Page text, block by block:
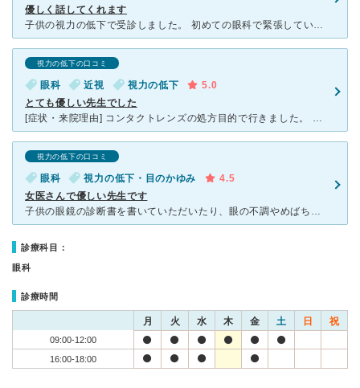
優しく話してくれます
子供の視力の低下で受診しました。 初めての眼科で緊張していましたが、みなさん優しく接して下さるので 笑顔で検査も受けていました。 先生は女医さんで、優しく、ゆっくり説明して下さるので、聞きやすく
視力の低下の口コミ
眼科 近視 視力の低下
5.0
とても優しい先生でした
[症状・来院理由] コンタクトレンズの処方目的で行きました。 初めていきましたがきちんと調べてくれている感じでした。 [医師の診断・治療法] 視力の確認と目の状態をみてくれました。 少し乾燥
視力の低下の口コミ
眼科 視力の低下・目のかゆみ
4.5
女医さんで優しい先生です
子供の眼鏡の診断書を書いていただいたり、眼の不調やめばちこ等ずっとこちらでお世話になっています。 駅から遠めなので車で来られる方が多いと思うのですが、駐車場の数は多くないものの１台１台の駐車スペース
診療科目：
眼科
診療時間
月 火 水 木 金 土 日 祝
09:00-12:00
16:00-18:00